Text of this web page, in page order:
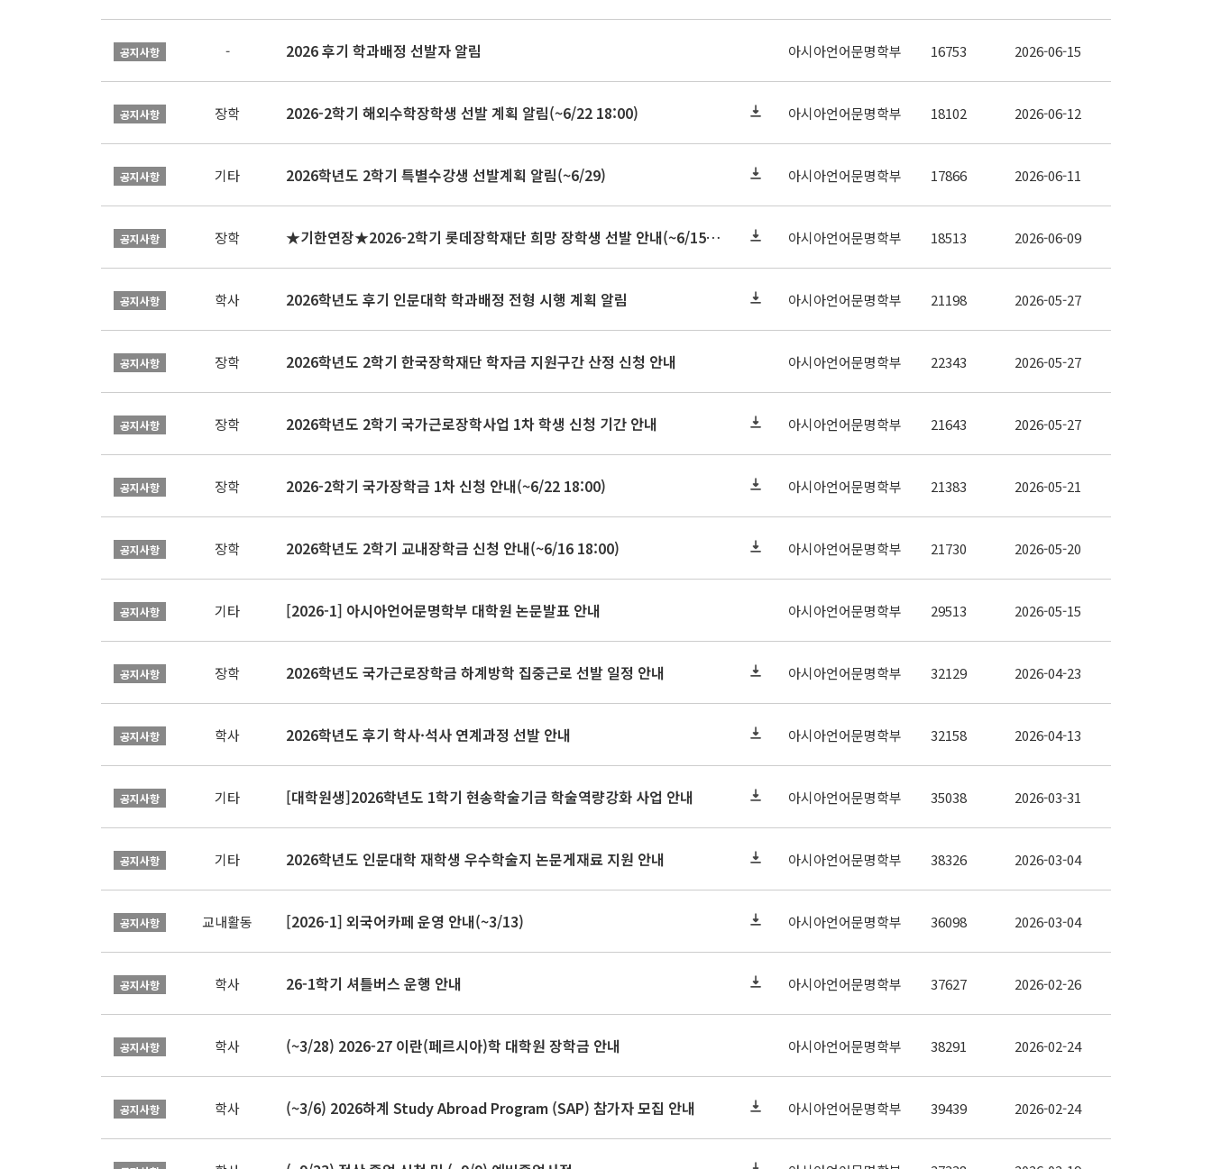
공지사항 - 2026 후기 학과배정 선발자 알림 아시아언어문명학부 16753 2026-06-15
공지사항 장학 2026-2학기 해외수학장학생 선발 계획 알림(~6/22 18:00) 아시아언어문명학부 18102 2026-06-12
공지사항 기타 2026학년도 2학기 특별수강생 선발계획 알림(~6/29) 아시아언어문명학부 17866 2026-06-11
공지사항 장학 ★기한연장★2026-2학기 롯데장학재단 희망 장학생 선발 안내(~6/15 ~6/22 10:00)아시아언어문명학부 18513 2026-06-09
공지사항 학사 2026학년도 후기 인문대학 학과배정 전형 시행 계획 알림 아시아언어문명학부 21198 2026-05-27
공지사항 장학 2026학년도 2학기 한국장학재단 학자금 지원구간 산정 신청 안내 아시아언어문명학부 22343 2026-05-27
공지사항 장학 2026학년도 2학기 국가근로장학사업 1차 학생 신청 기간 안내 아시아언어문명학부 21643 2026-05-27
공지사항 장학 2026-2학기 국가장학금 1차 신청 안내(~6/22 18:00) 아시아언어문명학부 21383 2026-05-21
공지사항 장학 2026학년도 2학기 교내장학금 신청 안내(~6/16 18:00) 아시아언어문명학부 21730 2026-05-20
공지사항 기타 [2026-1] 아시아언어문명학부 대학원 논문발표 안내 아시아언어문명학부 29513 2026-05-15
공지사항 장학 2026학년도 국가근로장학금 하계방학 집중근로 선발 일정 안내 아시아언어문명학부 32129 2026-04-23
공지사항 학사 2026학년도 후기 학사·석사 연계과정 선발 안내 아시아언어문명학부 32158 2026-04-13
공지사항 기타 [대학원생]2026학년도 1학기 현송학술기금 학술역량강화 사업 안내 아시아언어문명학부 35038 2026-03-31
공지사항 기타 2026학년도 인문대학 재학생 우수학술지 논문게재료 지원 안내 아시아언어문명학부 38326 2026-03-04
공지사항 교내활동 [2026-1] 외국어카페 운영 안내(~3/13) 아시아언어문명학부 36098 2026-03-04
공지사항 학사 26-1학기 셔틀버스 운행 안내 아시아언어문명학부 37627 2026-02-26
공지사항 학사 (~3/28) 2026-27 이란(페르시아)학 대학원 장학금 안내 아시아언어문명학부 38291 2026-02-24
공지사항 학사 (~3/6) 2026하계 Study Abroad Program (SAP) 참가자 모집 안내 아시아언어문명학부 39439 2026-02-24